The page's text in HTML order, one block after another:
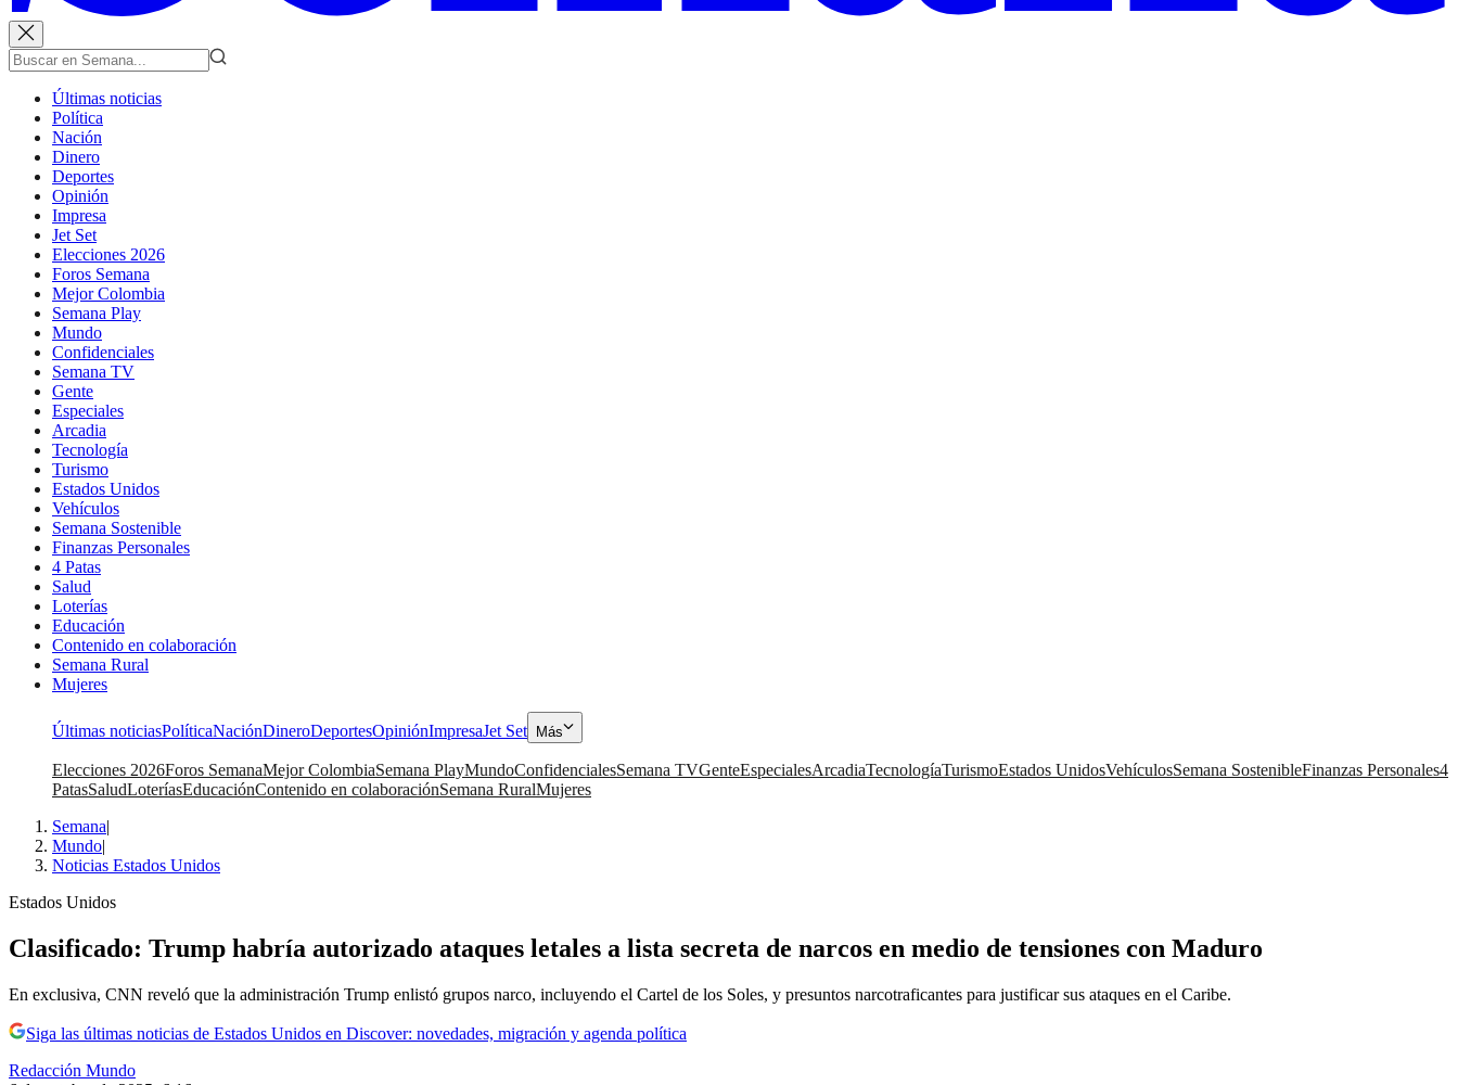
Últimas noticias
Política
Nación
Dinero
Deportes
Opinión
Impresa
Jet Set
Elecciones 2026
Foros Semana
Mejor Colombia
Semana Play
Mundo
Confidenciales
Semana TV
Gente
Especiales
Arcadia
Tecnología
Turismo
Estados Unidos
Vehículos
Semana Sostenible
Finanzas Personales
4 Patas
Salud
Loterías
Educación
Contenido en colaboración
Semana Rural
Mujeres
Últimas noticiasPolíticaNaciónDineroDeportesOpiniónImpresaJet Set Más
Elecciones 2026Foros SemanaMejor ColombiaSemana PlayMundoConfidencialesSemana TVGenteEspecialesArcadiaTecnologíaTurismoEstados UnidosVehículosSemana SostenibleFinanzas Personales4
PatasSaludLoteríasEducaciónContenido en colaboraciónSemana RuralMujeres
Semana|
Mundo|
Noticias Estados Unidos
Estados Unidos
Clasificado: Trump habría autorizado ataques letales a lista secreta de narcos en medio de tensiones con Maduro
En exclusiva, CNN reveló que la administración Trump enlistó grupos narco, incluyendo el Cartel de los Soles, y presuntos narcotraficantes para justificar sus ataques en el Caribe.
Siga las últimas noticias de Estados Unidos en Discover: novedades, migración y agenda política
Redacción Mundo